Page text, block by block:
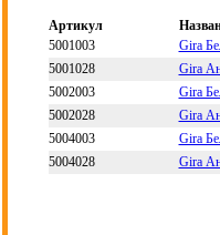
Артикул
5001003
Gira
5001028
Gira
5002003
Gira
5002028
Gira
5004003
Gira
5004028
Gira